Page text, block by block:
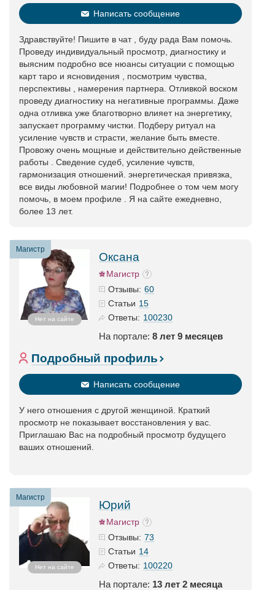
Написать сообщение
Здравствуйте! Пишите в чат , буду рада Вам помочь.
Проведу индивидуальный просмотр, диагностику и
выясним подробно все нюансы ситуации с помощью
карт таро и ясновидения , посмотрим чувства,
перспективы , намерения партнера. Отливкой воском
проведу диагностику на негативные программы. Даже
одна отливка уже благотворно влияет на энергетику,
запускает программу чистки. Подберу ритуал на
усиление чувств и страсти, желание быть вместе.
Провожу очень мощные и действительно действенные
работы . Сведение судеб, усиление чувств,
гармонизация отношений. энергетическая привязка,
все виды любовной магии! Подробнее о том чем могу
помочь, в моем профиле . Я на сайте ежедневно,
более 13 лет.
Магистр
Нет на сайте
Оксана
Магистр
Отзывы: 60
Статьи 15
Ответы: 100230
На портале: 8 лет 9 месяцев
Подробный профиль
Написать сообщение
У него отношения с другой женщиной. Краткий
просмотр не показывает восстановления у вас.
Приглашаю Вас на подробный просмотр будущего
ваших отношений.
Магистр
Нет на сайте
Юрий
Магистр
Отзывы: 73
Статьи 14
Ответы: 100220
На портале: 13 лет 2 месяца